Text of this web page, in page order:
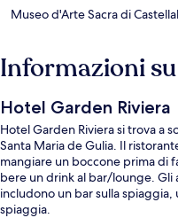
Museo d'Arte Sacra di
Informazioni
Hotel Garden Riviera
Hotel Garden Riviera si trova a
Santa Maria de Gulia. Il
mangiare un boccone prima di
bere un drink al bar/lounge.
includono un bar sulla spiaggia,
spiaggia.